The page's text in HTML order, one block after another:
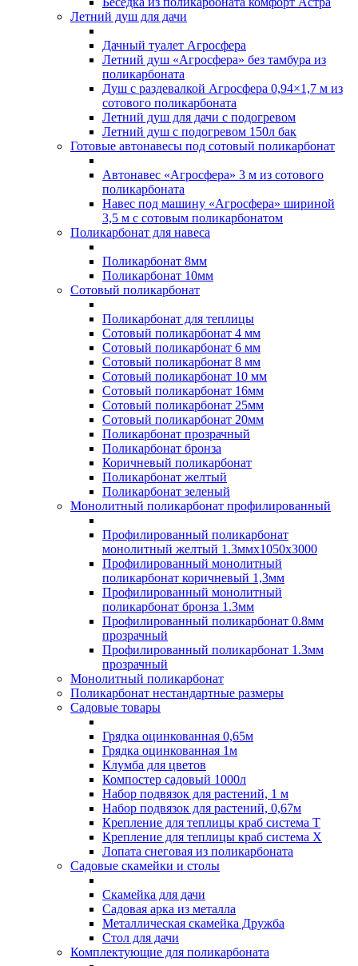
Летний душ для дачи
Дачный туалет Агросфера
Летний душ «Агросфера» без тамбура из
поликарбоната
Душ с раздевалкой Агросфера 0,94×1,7 м из
сотового поликарбоната
Летний душ для дачи с подогревом
Летний душ с подогревом 150л бак
Готовые автонавесы под сотовый поликарбонат
Автонавес «Агросфера» 3 м из сотового
поликарбоната
Навес под машину «Агросфера» шириной
3,5 м с сотовым поликарбонатом
Поликарбонат для навеса
Поликарбонат 8мм
Поликарбонат 10мм
Сотовый поликарбонат
Поликарбонат для теплицы
Сотовый поликарбонат 4 мм
Сотовый поликарбонат 6 мм
Сотовый поликарбонат 8 мм
Сотовый поликарбонат 10 мм
Сотовый поликарбонат 16мм
Сотовый поликарбонат 25мм
Сотовый поликарбонат 20мм
Поликарбонат прозрачный
Поликарбонат бронза
Коричневый поликарбонат
Поликарбонат желтый
Поликарбонат зеленый
Монолитный поликарбонат профилированный
Профилированный поликарбонат
монолитный желтый 1.3ммх1050х3000
Профилированный монолитный
поликарбонат коричневый 1,3мм
Профилированный монолитный
поликарбонат бронза 1.3мм
Профилированный поликарбонат 0.8мм
прозрачный
Профилированный поликарбонат 1.3мм
прозрачный
Монолитный поликарбонат
Поликарбонат нестандартные размеры
Садовые товары
Грядка оцинкованная 0,65м
Грядка оцинкованная 1м
Клумба для цветов
Компостер садовый 1000л
Набор подвязок для растений, 1 м
Набор подвязок для растений, 0,67м
Крепление для теплицы краб система Т
Крепление для теплицы краб система Х
Лопата снеговая из поликарбоната
Садовые скамейки и столы
Скамейка для дачи
Садовая арка из металла
Металлическая скамейка Дружба
Стол для дачи
Комплектующие для поликарбоната